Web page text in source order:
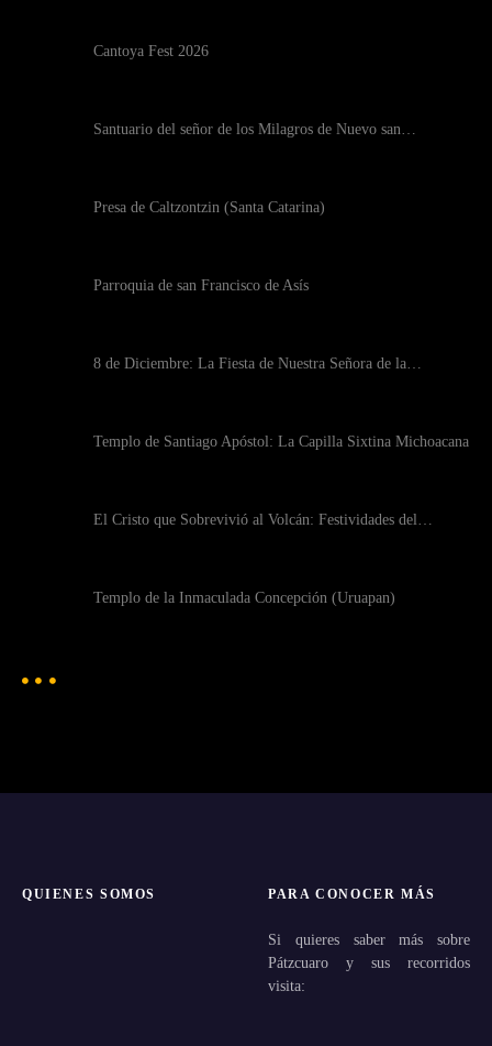
Cantoya Fest 2026
Santuario del señor de los Milagros de Nuevo san…
Presa de Caltzontzin (Santa Catarina)
Parroquia de san Francisco de Asís
8 de Diciembre: La Fiesta de Nuestra Señora de la…
Templo de Santiago Apóstol: La Capilla Sixtina Michoacana
El Cristo que Sobrevivió al Volcán: Festividades del…
Templo de la Inmaculada Concepción (Uruapan)
QUIENES SOMOS PARA CONOCER MÁS
Si quieres saber más sobre
Pátzcuaro y sus recorridos
visita: